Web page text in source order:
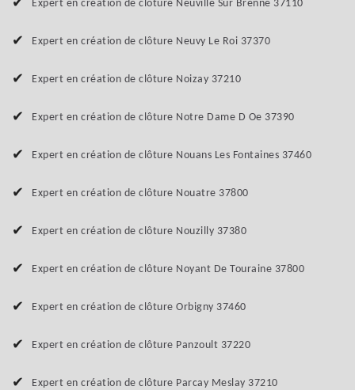
Expert en création de clôture Neuville Sur Brenne 37110
Expert en création de clôture Neuvy Le Roi 37370
Expert en création de clôture Noizay 37210
Expert en création de clôture Notre Dame D Oe 37390
Expert en création de clôture Nouans Les Fontaines 37460
Expert en création de clôture Nouatre 37800
Expert en création de clôture Nouzilly 37380
Expert en création de clôture Noyant De Touraine 37800
Expert en création de clôture Orbigny 37460
Expert en création de clôture Panzoult 37220
Expert en création de clôture Parcay Meslay 37210